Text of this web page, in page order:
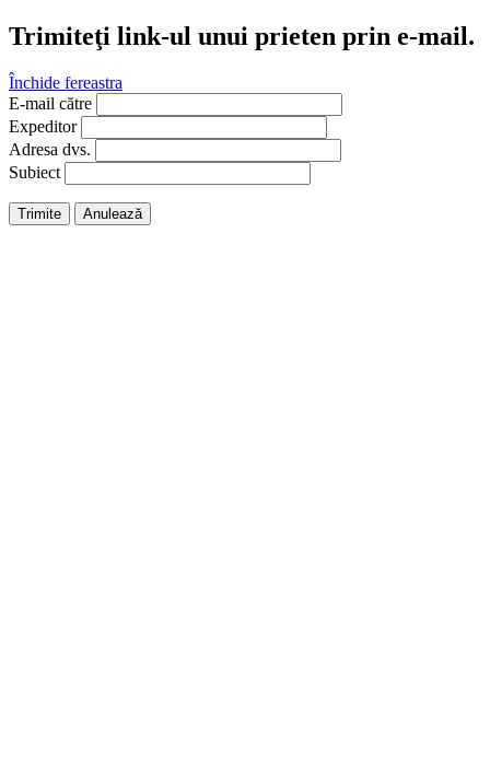
Trimiteţi link-ul unui prieten prin e-mail.
Închide fereastra
E-mail către
Expeditor
Adresa dvs.
Subiect
Trimite Anulează